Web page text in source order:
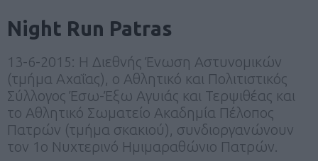
Night Run Patras
13-6-2015: Η Διεθνής Ένωση Αστυνομικών
(τμήμα Αχαΐας), ο Αθλητικό και Πολιτιστικός
Σύλλογος Έσω-Έξω Αγυιάς και Τερψιθέας και
το Αθλητικό Σωματείο Ακαδημία Πέλοπος
Πατρών (τμήμα σκακιού), συνδιοργανώνουν
τον 1ο Νυχτερινό Ημιμαραθώνιο Πατρών.